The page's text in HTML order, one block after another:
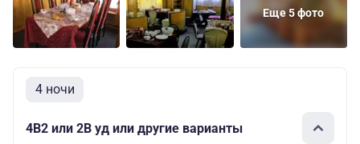
Еще 5 фото
4 ночи
4В2 или 2В уд или другие варианты